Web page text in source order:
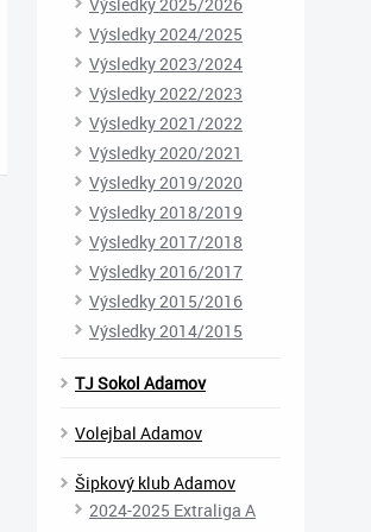
Výsledky 2024/2025
Výsledky 2023/2024
Výsledky 2022/2023
Výsledky 2021/2022
Výsledky 2020/2021
Výsledky 2019/2020
Výsledky 2018/2019
Výsledky 2017/2018
Výsledky 2016/2017
Výsledky 2015/2016
Výsledky 2014/2015
TJ Sokol Adamov
Volejbal Adamov
Šipkový klub Adamov
2024-2025 Extraliga A